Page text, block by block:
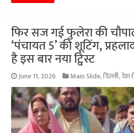
फिर सज गई फुलेरा की
‘पंचायत 5’ की शूटिंग,
है इस बार नया ट्विस्ट
June 11, 2026 Main Slide,दिल्ली,देश-